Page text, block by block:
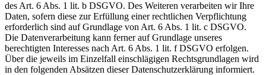
des Art. 6 Abs. 1 lit. b DSGVO. Des Weiteren verarbeiten wir Ihre
Daten, sofern diese zur Erfüllung einer rechtlichen Verpflichtung
erforderlich sind auf Grundlage von Art. 6 Abs. 1 lit. c DSGVO.
Die Datenverarbeitung kann ferner auf Grundlage unseres
berechtigten Interesses nach Art. 6 Abs. 1 lit. f DSGVO erfolgen.
Über die jeweils im Einzelfall einschlägigen Rechtsgrundlagen wird
in den folgenden Absätzen dieser Datenschutzerklärung informiert.